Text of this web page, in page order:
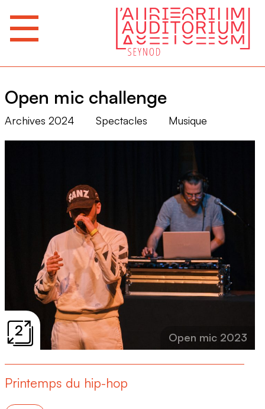
Open mic challenge
Archives 2024 Spectacles Musique
2 Open mic 2023
Printemps du hip-hop